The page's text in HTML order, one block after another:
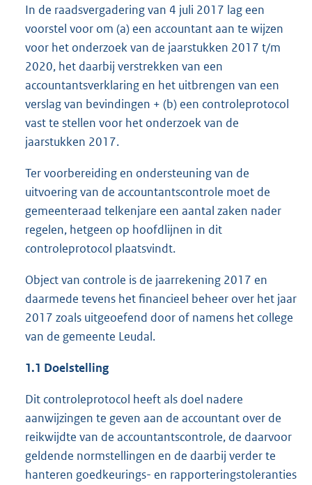
In de raadsvergadering van 4 juli 2017 lag een
voorstel voor om (a) een accountant aan te wijzen
voor het onderzoek van de jaarstukken 2017 t/m
2020, het daarbij verstrekken van een
accountantsverklaring en het uitbrengen van een
verslag van bevindingen + (b) een controleprotocol
vast te stellen voor het onderzoek van de
jaarstukken 2017.
Ter voorbereiding en ondersteuning van de
uitvoering van de accountantscontrole moet de
gemeenteraad telkenjare een aantal zaken nader
regelen, hetgeen op hoofdlijnen in dit
controleprotocol plaatsvindt.
Object van controle is de jaarrekening 2017 en
daarmede tevens het financieel beheer over het jaar
2017 zoals uitgeoefend door of namens het college
van de gemeente Leudal.
1.1 Doelstelling
Dit controleprotocol heeft als doel nadere
aanwijzingen te geven aan de accountant over de
reikwijdte van de accountantscontrole, de daarvoor
geldende normstellingen en de daarbij verder te
hanteren goedkeurings- en rapporteringstoleranties